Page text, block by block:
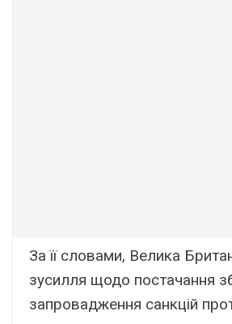
За її словами, Велика
зусилля щодо постачання
запровадження санкцій